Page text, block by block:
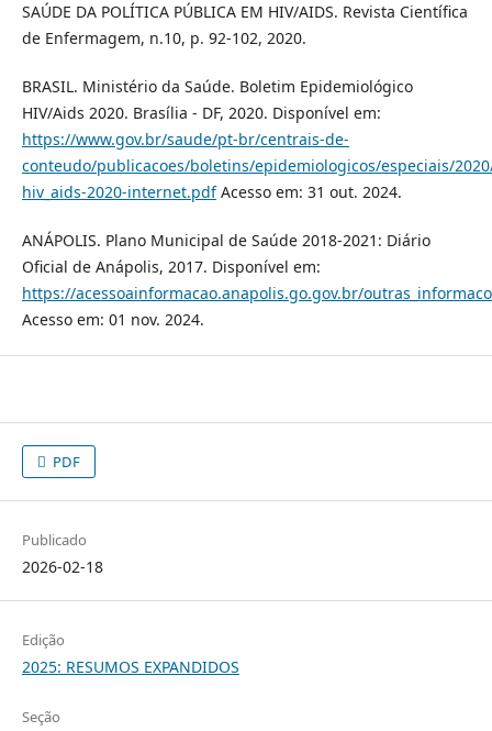
SAÚDE DA POLÍTICA PÚBLICA EM HIV/AIDS. Revista Científica
de Enfermagem, n.10, p. 92-102, 2020.
BRASIL. Ministério da Saúde. Boletim Epidemiológico
HIV/Aids 2020. Brasília - DF, 2020. Disponível em:
https://www.gov.br/saude/pt-br/centrais-de-
conteudo/publicacoes/boletins/epidemiologicos/especiais/
hiv_aids-2020-internet.pdfAcesso em: 31 out. 2024.
ANÁPOLIS. Plano Municipal de Saúde 2018-2021: Diário
Oficial de Anápolis, 2017. Disponível em:
https://acessoainformacao.anapolis.go.gov.br/
Acesso em: 01 nov. 2024.
PDF
Publicado
2026-02-18
Edição
2025: RESUMOS EXPANDIDOS
Seção